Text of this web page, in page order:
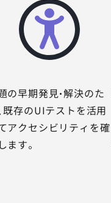
の早期発見・解決のた
既存のUIテストを活用
アクセシビリティを確
ます。